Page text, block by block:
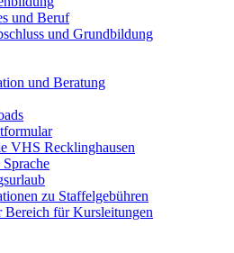
und Beruf
und Grundbildung
und Beratung
VHS Recklinghausen
zu Staffelgebühren
Bereich für Kursleitungen